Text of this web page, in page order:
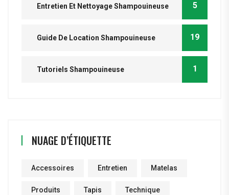
Entretien Et Nettoyage Shampouineuse 5
Guide De Location Shampouineuse 19
Tutoriels Shampouineuse 1
NUAGE D’ÉTIQUETTE
Accessoires Entretien Matelas
Produits Tapis Technique